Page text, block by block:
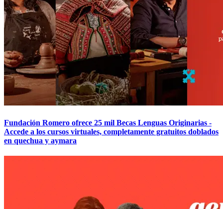
Fundación Romero ofrece 25 mil Becas Lenguas Originarias -
Accede a los cursos virtuales, completamente gratuitos doblados
en quechua y aymara